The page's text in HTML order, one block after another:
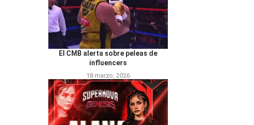
El CMB alerta sobre peleas de
influencers
18 marzo, 2026